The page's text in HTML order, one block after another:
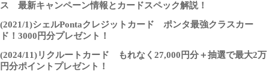
ス 最新キャンペーン情報とカードスペック解説！
(2021/1)シェルPontaクレジットカード ポンタ最強クラスカー
ド！3000円分プレゼント！
(2024/11)リクルートカード もれなく27,000円分＋抽選で最大2万
円分ポイントプレゼント！